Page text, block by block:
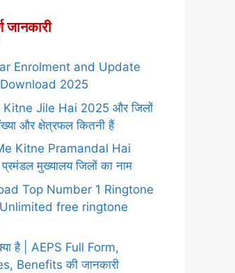
जानकारी
Enrolment and Update
2025
Kitne Jile Hai 2025 और जिलों
और क्षेत्रफल कितनी हैं
Kitne Pramandal Hai
मुख्यालय जिलों का नाम
Top Number 1 Ringtone
free ringtone
है | AEPS Full Form,
Benefits की जानकारी